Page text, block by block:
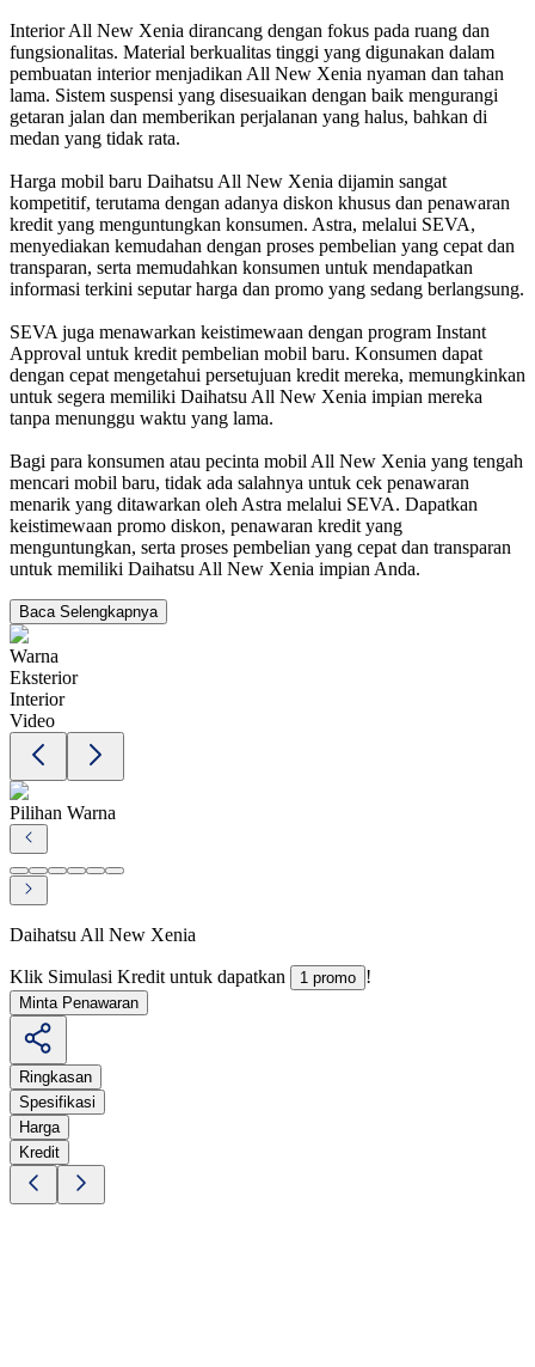
Interior All New Xenia dirancang dengan fokus pada ruang dan
fungsionalitas. Material berkualitas tinggi yang digunakan dalam
pembuatan interior menjadikan All New Xenia nyaman dan tahan
lama. Sistem suspensi yang disesuaikan dengan baik mengurangi
getaran jalan dan memberikan perjalanan yang halus, bahkan di
medan yang tidak rata.
Harga mobil baru Daihatsu All New Xenia dijamin sangat
kompetitif, terutama dengan adanya diskon khusus dan penawaran
kredit yang menguntungkan konsumen. Astra, melalui SEVA,
menyediakan kemudahan dengan proses pembelian yang cepat dan
transparan, serta memudahkan konsumen untuk mendapatkan
informasi terkini seputar harga dan promo yang sedang berlangsung.
SEVA juga menawarkan keistimewaan dengan program Instant
Approval untuk kredit pembelian mobil baru. Konsumen dapat
dengan cepat mengetahui persetujuan kredit mereka, memungkinkan
untuk segera memiliki Daihatsu All New Xenia impian mereka
tanpa menunggu waktu yang lama.
Bagi para konsumen atau pecinta mobil All New Xenia yang tengah
mencari mobil baru, tidak ada salahnya untuk cek penawaran
menarik yang ditawarkan oleh Astra melalui SEVA. Dapatkan
keistimewaan promo diskon, penawaran kredit yang
menguntungkan, serta proses pembelian yang cepat dan transparan
untuk memiliki Daihatsu All New Xenia impian Anda.
Baca Selengkapnya
Warna
Eksterior
Interior
Video
Pilihan Warna
Daihatsu All New Xenia
Klik Simulasi Kredit untuk dapatkan 1 promo !
Minta Penawaran
Ringkasan
Spesifikasi
Harga
Kredit